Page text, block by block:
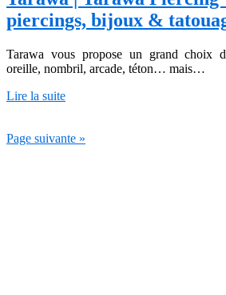
piercings, bijoux &
Tarawa vous propose un grand choix
oreille, nombril, arcade, téton… mais…
Lire la suite
Page suivante »